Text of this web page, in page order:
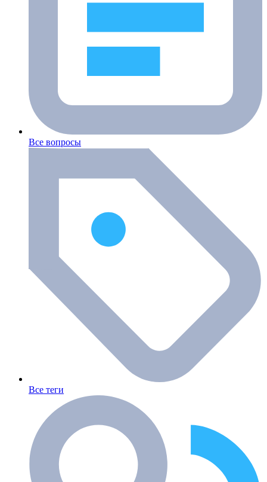
Все вопросы
Все теги